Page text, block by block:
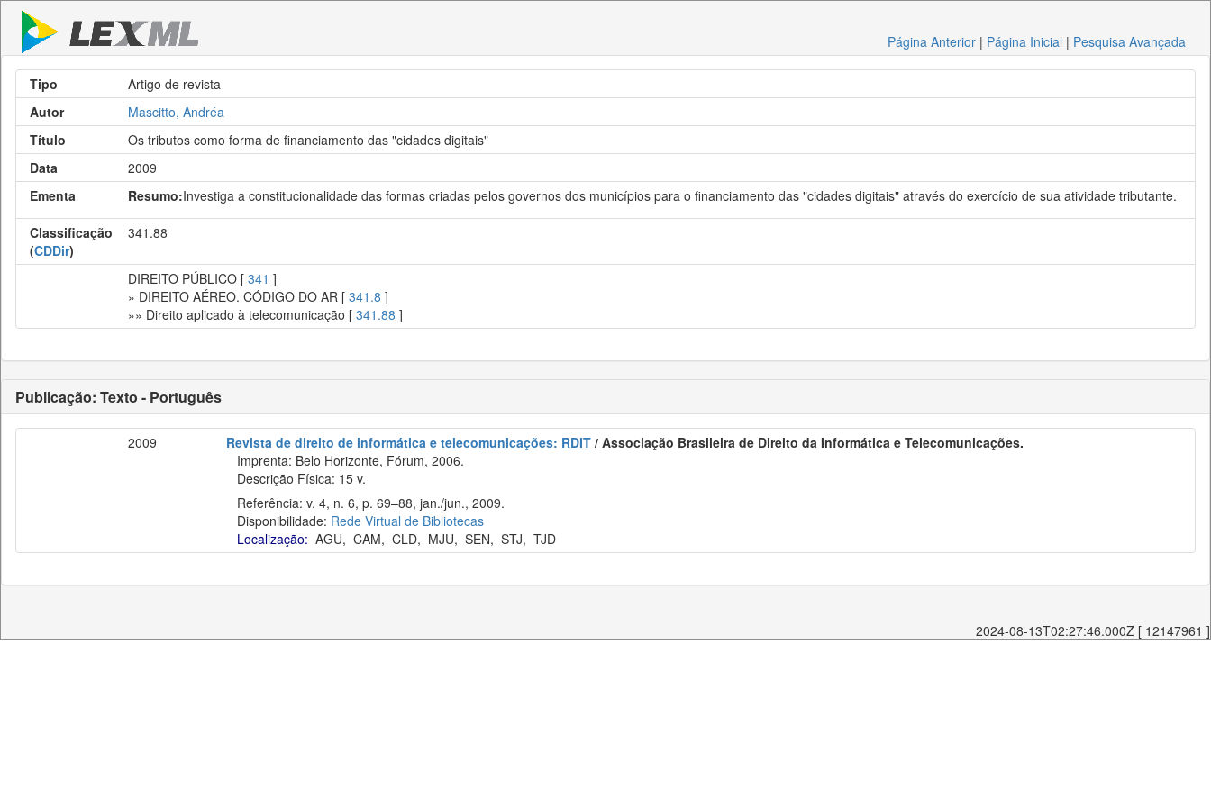
Página Anterior | Página Inicial | Pesquisa Avançada
Tipo
Artigo de revista
Autor
Mascitto, Andréa
Título
Os tributos como forma de financiamento das "cidades digitais"
Data
2009
Ementa
Resumo:Investiga a constitucionalidade das formas criadas pelos governos dos municípios para o financiamento das "cidades digitais" através do exercício de sua atividade tributante.
Classificação
(CDDir)
341.88
DIREITO PÚBLICO [ 341 ]
» DIREITO AÉREO. CÓDIGO DO AR [ 341.8 ]
»» Direito aplicado à telecomunicação [ 341.88 ]
Publicação: Texto - Português
2009 Revista de direito de informática e telecomunicações: RDIT / Associação Brasileira de Direito da Informática e Telecomunicações.
Imprenta: Belo Horizonte, Fórum, 2006.
Descrição Física: 15 v.
Referência: v. 4, n. 6, p. 69–88, jan./jun., 2009.
Disponibilidade: Rede Virtual de Bibliotecas
Localização: AGU, CAM, CLD, MJU, SEN, STJ, TJD
2024-08-13T02:27:46.000Z [ 12147961 ]